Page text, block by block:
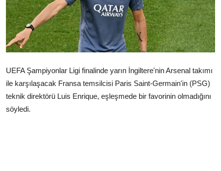
Çerkezköy
UEFA Şampiyonlar Ligi finalinde yarın İngiltere'nin Arsenal takımı
ile karşılaşacak Fransa temsilcisi Paris Saint-Germain'in (PSG)
teknik direktörü Luis Enrique, eşleşmede bir favorinin olmadığını
söyledi.